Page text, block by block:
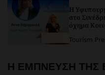
Η
στο
όχημα
Tourism
Η ΕΜΠΝΕΥΣΗ ΤΗΣ